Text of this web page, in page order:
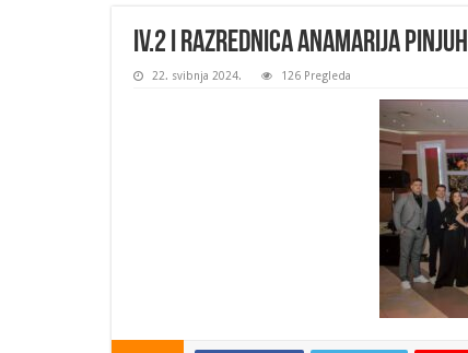
IV.2 i razrednica Anamarija Pinjuh
22. svibnja 2024. 126 Pregleda